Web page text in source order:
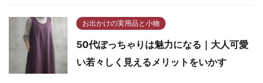
お出かけの実用品と小物
50代ぽっちゃりは魅力になる｜大人可愛
い若々しく見えるメリットをいかす